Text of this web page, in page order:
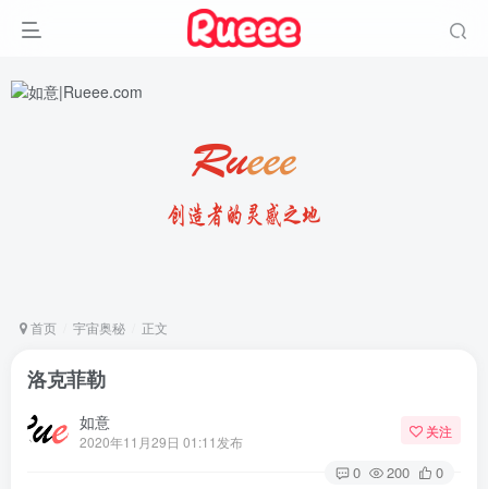
首页 宇宙奥秘 正文
洛克菲勒
如意
2020年11月29日 01:11发布
关注
0 200 0